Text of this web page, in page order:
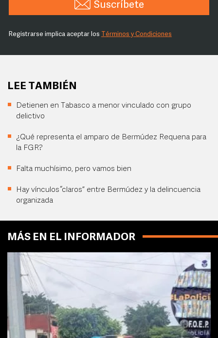
Suscríbete
Registrarse implica aceptar los Términos y Condiciones
LEE TAMBIÉN
Detienen en Tabasco a menor vinculado con grupo
delictivo
¿Qué representa el amparo de Bermúdez Requena para
la FGR?
Falta muchísimo, pero vamos bien
Hay vínculos “claros” entre Bermúdez y la delincuencia
organizada
MÁS EN EL INFORMADOR